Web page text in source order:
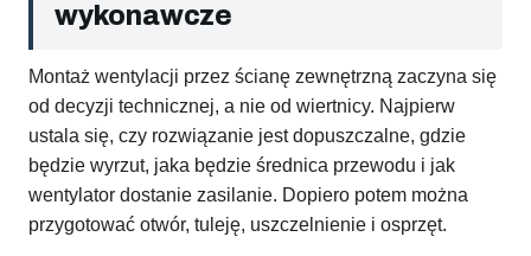
wykonawcze
Montaż wentylacji przez ścianę zewnętrzną zaczyna się
od decyzji technicznej, a nie od wiertnicy. Najpierw
ustala się, czy rozwiązanie jest dopuszczalne, gdzie
będzie wyrzut, jaka będzie średnica przewodu i jak
wentylator dostanie zasilanie. Dopiero potem można
przygotować otwór, tuleję, uszczelnienie i osprzęt.